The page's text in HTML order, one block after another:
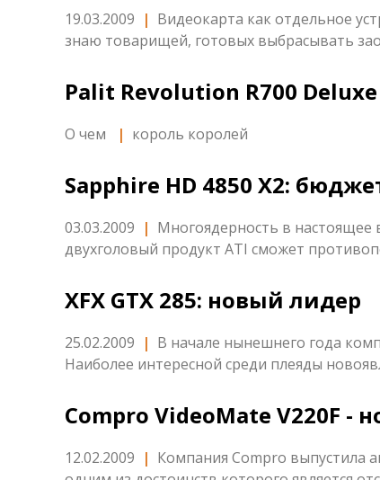
19.03.2009 | Видеокарта как отдельное
знаю товарищей, готовых выбрасывать
Palit Revolution R700 Deluxe
О чем | король королей
Sapphire HD 4850 X2:
03.03.2009 | Многоядерность в
двухголовый продукт ATI сможет
XFX GTX 285: новый лидер
25.02.2009 | В начале нынешнего года
Наиболее интересной среди плеяды
Compro VideoMate V220F
12.02.2009 | Компания Compro выпустила